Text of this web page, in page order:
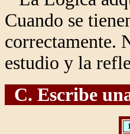
Cuando se
correctamente.
estudio y la
C. Escribe